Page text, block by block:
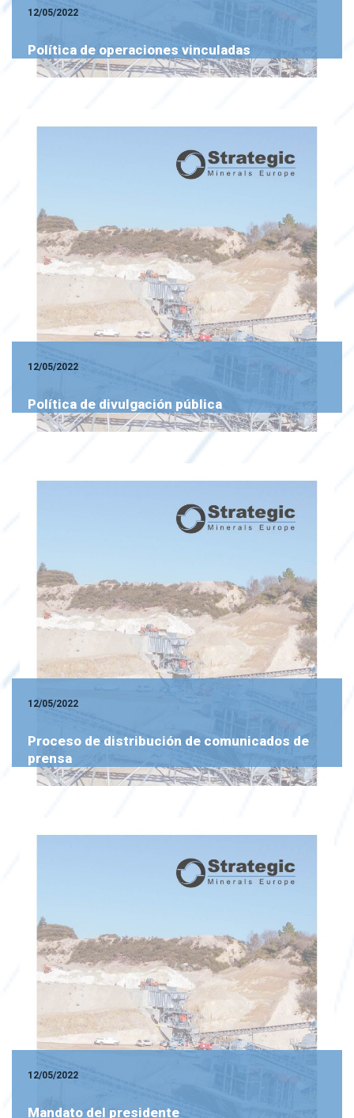
12/05/2022
Política de operaciones vinculadas
12/05/2022
Política de divulgación pública
12/05/2022
Proceso de distribución de comunicados de
prensa
12/05/2022
Mandato del presidente